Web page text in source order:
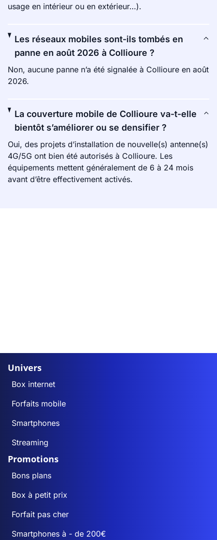
usage en intérieur ou en extérieur…).
Les réseaux mobiles sont-ils tombés en
panne en août 2026 à Collioure ?
Non, aucune panne n’a été signalée à Collioure en août
2026.
La couverture mobile de Collioure va-t-elle
bientôt s’améliorer ou se densifier ?
Oui, des projets d’installation de nouvelle(s) antenne(s)
4G/5G ont bien été autorisés à Collioure. Les
équipements mettent généralement de 6 à 24 mois
avant d’être effectivement activés.
Univers
Box internet
Forfaits mobile
Smartphones
Streaming
Promotions
Bons plans
Box à petit prix
Forfait pas cher
Smartphones à - de 200€